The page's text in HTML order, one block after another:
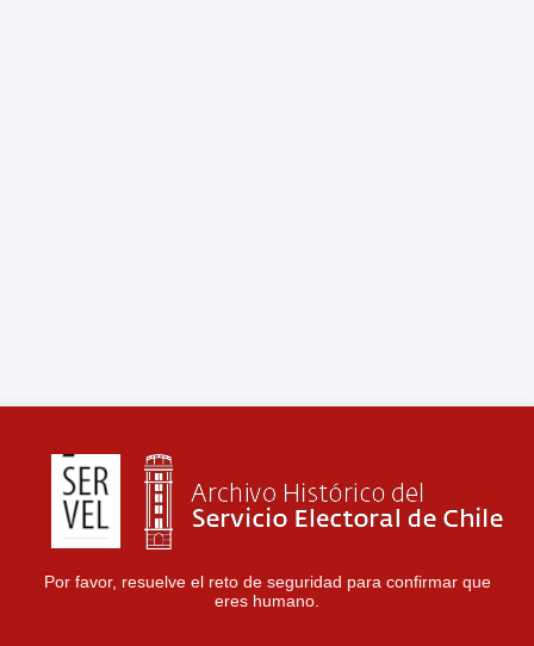
Por favor, resuelve el reto de seguridad para confirmar que
eres humano.